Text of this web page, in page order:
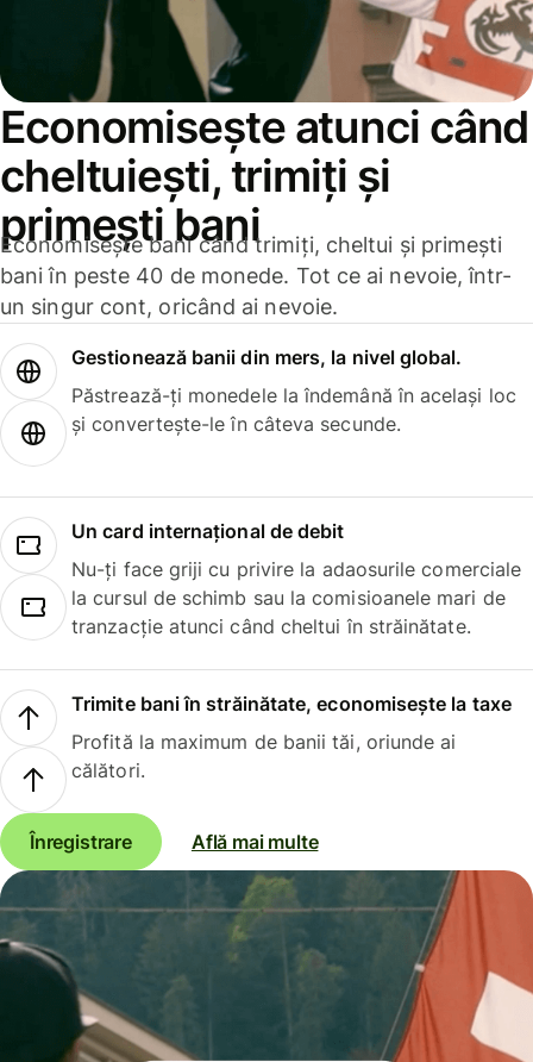
Economisește atunci când
cheltuiești, trimiți și
primești bani
Economisește bani când trimiți, cheltui și primești
bani în peste 40 de monede. Tot ce ai nevoie, într-
un singur cont, oricând ai nevoie.
Gestionează banii din mers, la nivel global.
Păstrează-ți monedele la îndemână în același loc
și convertește-le în câteva secunde.
Un card internațional de debit
Nu-ți face griji cu privire la adaosurile comerciale
la cursul de schimb sau la comisioanele mari de
tranzacție atunci când cheltui în străinătate.
Trimite bani în străinătate, economisește la taxe
Profită la maximum de banii tăi, oriunde ai
călători.
Înregistrare Află mai multe